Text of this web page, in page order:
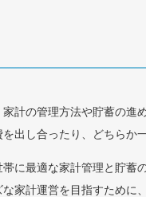
計の管理方法や貯蓄の進
出し合ったり、どちらか
に最適な家計管理と貯
家計運営を目指すために